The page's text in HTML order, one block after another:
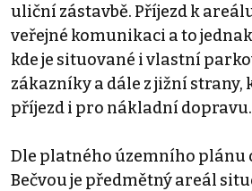
uliční zástavbě. Příjezd k
veřejné komunikaci a to
kde je situované i vlastní
zákazníky a dále z jižní strany,
příjezd i pro nákladní dopravu.
Dle platného územního plánu
Bečvou je předmětný areál